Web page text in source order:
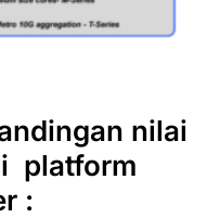
nilai
platform
: